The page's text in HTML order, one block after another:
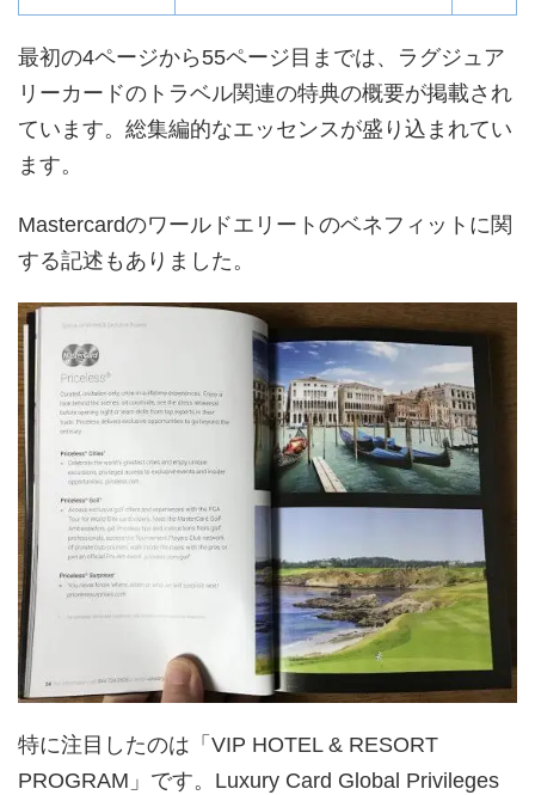
最初の4ページから55ページ目までは、ラグジュア
リーカードのトラベル関連の特典の概要が掲載され
ています。総集編的なエッセンスが盛り込まれてい
ます。
Mastercardのワールドエリートのベネフィットに関
する記述もありました。
特に注目したのは「VIP HOTEL & RESORT
PROGRAM」です。Luxury Card Global Privileges